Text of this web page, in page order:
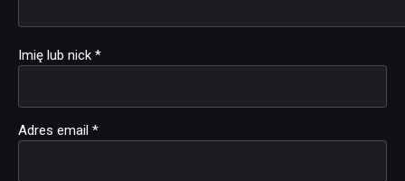
Imię lub nick *
Adres email *